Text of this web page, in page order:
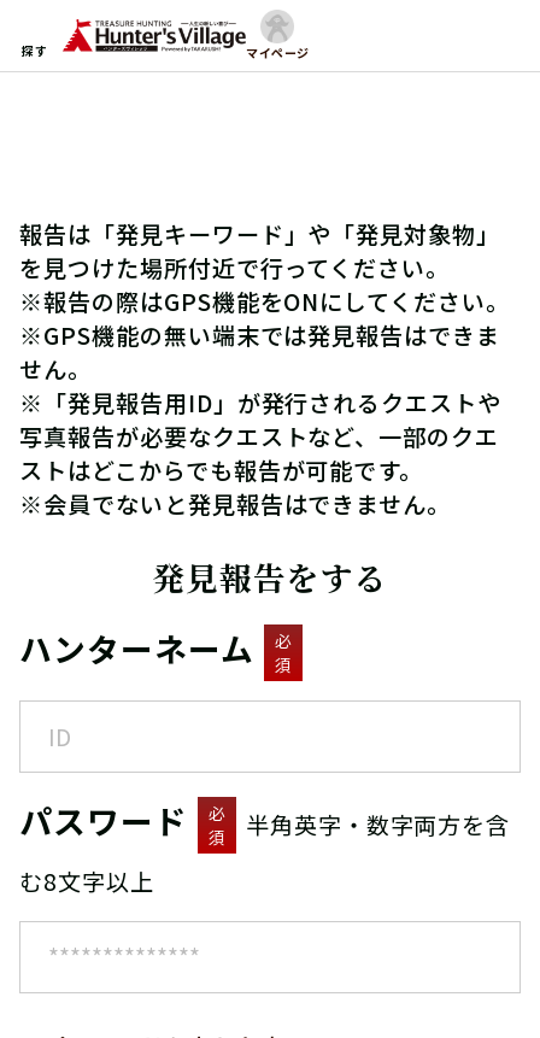
探す マイページ
報告は「発見キーワード」や「発見対象物」
を見つけた場所付近で行ってください。
※報告の際はGPS機能をONにしてください。
※GPS機能の無い端末では発見報告はできま
せん。
※「発見報告用ID」が発行されるクエストや
写真報告が必要なクエストなど、一部のクエ
ストはどこからでも報告が可能です。
※会員でないと発見報告はできません。
発見報告をする
ハンターネーム
必
須
パスワード
必
須
半角英字・数字両方を含
む8文字以上